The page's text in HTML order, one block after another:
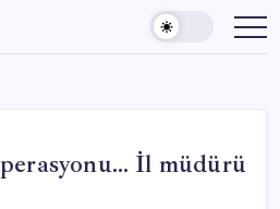
İl müdürü